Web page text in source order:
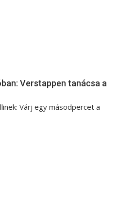
Verstappen tanácsa a
Várj egy másodpercet a